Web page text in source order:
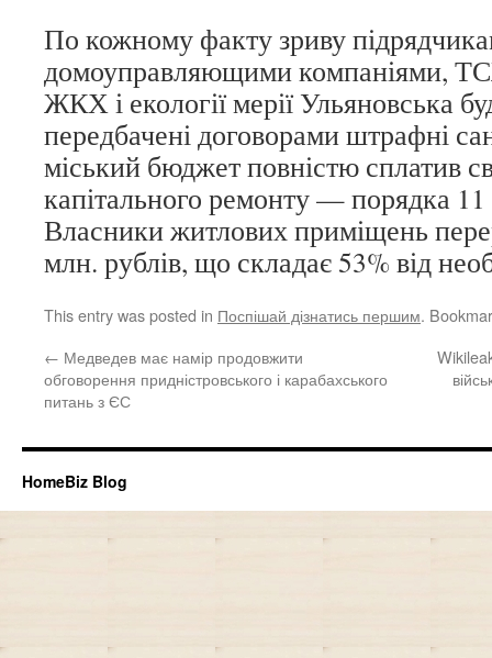
По кожному факту зриву
домоуправляющими компаніями,
ЖКХ і екології мерії Ульяновська
передбачені договорами штрафні
міський бюджет повністю сплатив
капітального ремонту — порядка 11
Власники житлових приміщень
млн. рублів, що складає 53% від
This entry was posted in Поспішай дізнатись першим.
← Медведев має намір продовжити
обговорення придністровського і карабахського
питань з ЄС
HomeBiz Blog